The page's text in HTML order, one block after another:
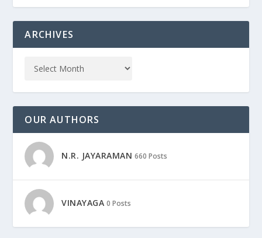
ARCHIVES
OUR AUTHORS
N.R. JAYARAMAN 660 Posts
VINAYAGA 0 Posts